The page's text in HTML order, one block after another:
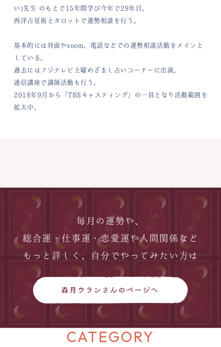
い)先生
のもとで15年間学び今年で29年目。
西洋占星術とタロットで運勢相談を行う。
基本的には対面やzoom、電話などでの運勢相談活動をメインと
している。
過去にはフジテレビ土曜めざまし占いコーナーに出演。
通信講座で講師活動も行う。
2018年9月から「TBSキャスティング」の一員となり活動範囲を
拡大中。
毎月の運勢や、
総合運・仕事運・恋愛運や人間関係など
もっと詳しく、自分でやってみたい方は
CATEGORY